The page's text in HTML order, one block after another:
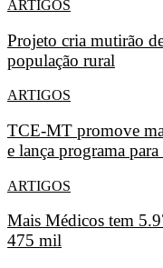
ARTIGOS
Projeto cria mutirão
população rural
ARTIGOS
TCE-MT promove
e lança programa
ARTIGOS
Mais Médicos tem
475 mil